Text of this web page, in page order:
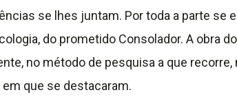
se lhes juntam. Por toda a parte se
do prometido Consolador. A obra
no método de pesquisa a que
que se destacaram.